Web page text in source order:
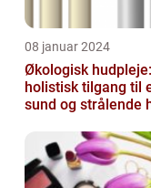
08 januar 2024
Økologisk
holistisk tilgang til
sund og strålende